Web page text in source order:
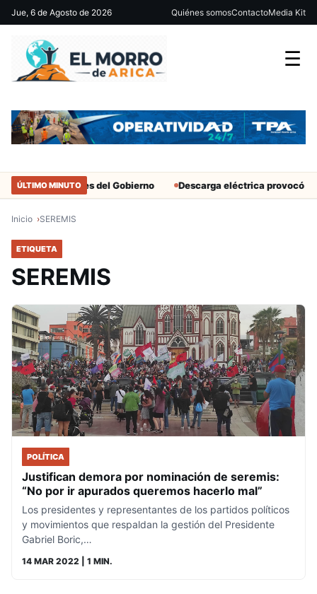
Jue, 6 de Agosto de 2026 Quiénes somosContactoMedia Kit
☰
ÚLTIMO MINUTO
solo a militantes del Gobierno Descarga eléctrica provocó
Inicio SEREMIS
ETIQUETA
SEREMIS
POLÍTICA
Justifican demora por nominación de seremis:
“No por ir apurados queremos hacerlo mal”
Los presidentes y representantes de los partidos políticos
y movimientos que respaldan la gestión del Presidente
Gabriel Boric,…
14 MAR 2022 | 1 MIN.